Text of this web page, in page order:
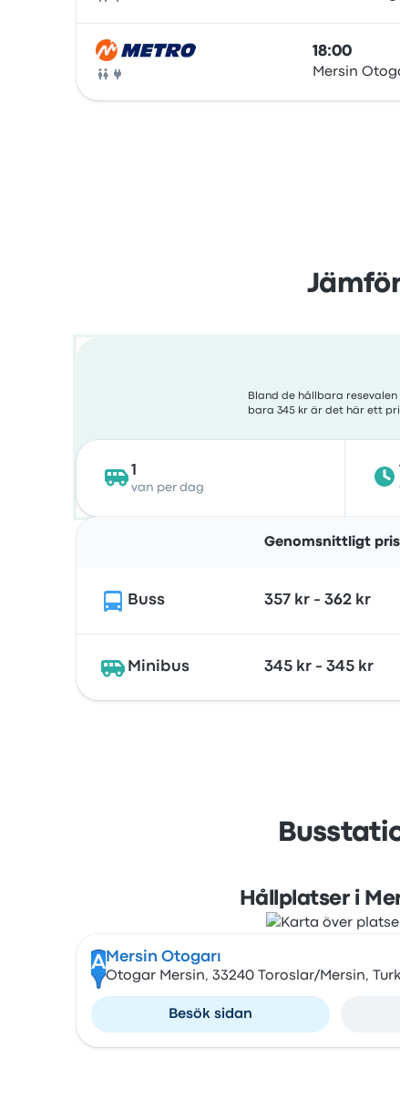
Buss
Buss
18:00
Mersin
Bland de hållbara
bara 345 kr är det här ett
1
van per dag
Genomsnittligt pris
Buss 357 kr - 362 kr
Minibus 345 kr - 345 kr
Hållplatser i
A Mersin Otogarı
Otogar Mersin, 33240 Toroslar/Mersin,
Besök sidan